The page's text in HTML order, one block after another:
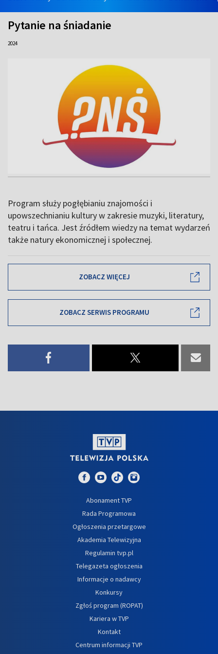
Pytanie na śniadanie
2024
Program służy pogłębianiu znajomości i
upowszechnianiu kultury w zakresie muzyki, literatury,
teatru i tańca. Jest źródłem wiedzy na temat wydarzeń
także natury ekonomicznej i społecznej.
ZOBACZ WIĘCEJ
ZOBACZ SERWIS PROGRAMU
Abonament TVP
Rada Programowa
Ogłoszenia przetargowe
Akademia Telewizyjna
Regulamin tvp.pl
Telegazeta ogłoszenia
Informacje o nadawcy
Konkursy
Zgłoś program (ROPAT)
Kariera w TVP
Kontakt
Centrum informacji TVP